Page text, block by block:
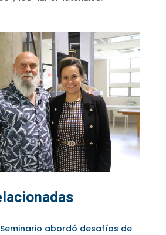
Seminario abordó desafíos de